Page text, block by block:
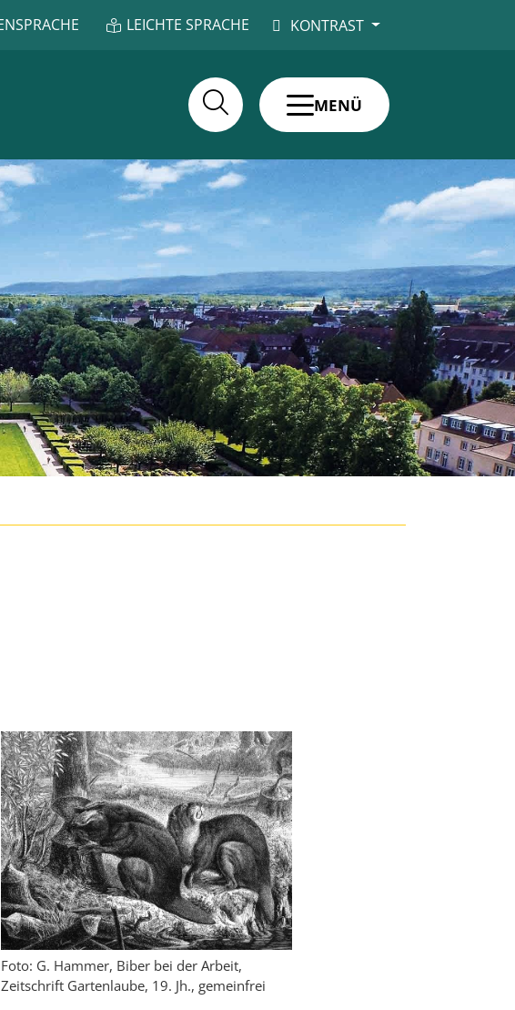
LEICHTE SPRACHE KONTRAST
MENÜ
Foto: G. Hammer, Biber bei der Arbeit,
Zeitschrift Gartenlaube, 19. Jh., gemeinfrei